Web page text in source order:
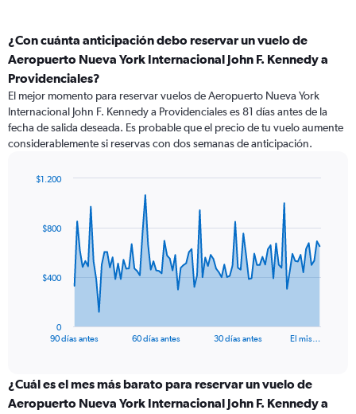
¿Con cuánta anticipación debo reservar un vuelo de
Aeropuerto Nueva York Internacional John F. Kennedy a
Providenciales?
El mejor momento para reservar vuelos de Aeropuerto Nueva York
Internacional John F. Kennedy a Providenciales es 81 días antes de la
fecha de salida deseada. Es probable que el precio de tu vuelo aumente
considerablemente si reservas con dos semanas de anticipación.
data
The
categories.
Range:
90 días antes 60 días antes 30 días antes El mis…
0
$400
$800
$1.200
¿Cuál es el mes más barato para reservar un vuelo de
Aeropuerto Nueva York Internacional John F. Kennedy a